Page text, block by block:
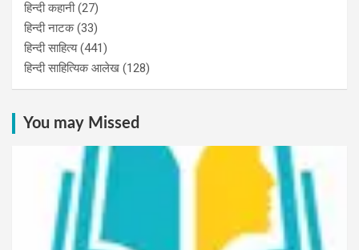
हिन्दी कहानी(27)
हिन्‍दी नाटक(33)
हिन्दी साहित्य(441)
हिन्दी साहित्यिक आलेख (128)
You may Missed